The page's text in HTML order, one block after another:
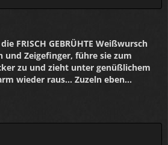
FRISCH GEBRÜHTE Weißwursch
und Zeigefinger, führe sie zum
zu und zieht unter genüßlichem
wieder raus... Zuzeln eben...